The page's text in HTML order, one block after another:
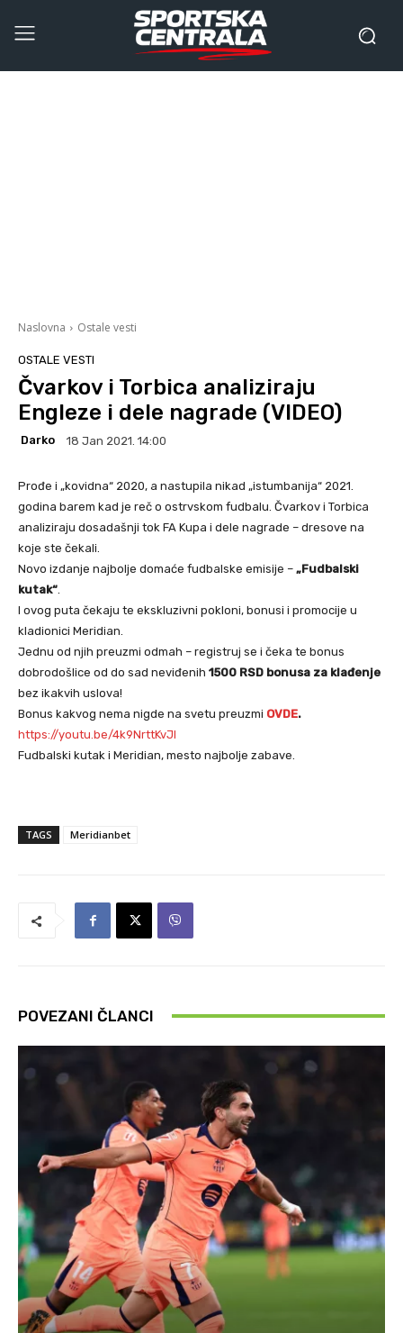
Naslovna Ostale vesti
OSTALE VESTI
Čvarkov i Torbica analiziraju
Engleze i dele nagrade (VIDEO)
Darko 18 Jan 2021. 14:00
Prođe i „kovidna“ 2020, a nastupila nikad „istumbanija“ 2021.
godina barem kad je reč o ostrvskom fudbalu. Čvarkov i Torbica
analiziraju dosadašnji tok FA Kupa i dele nagrade – dresove na
koje ste čekali.
Novo izdanje najbolje domaće fudbalske emisije – „Fudbalski
kutak“
I ovog puta čekaju te ekskluzivni pokloni, bonusi i promocije u
kladionici Meridian.
Jednu od njih preuzmi odmah – registruj se i čeka te bonus
dobrodošlice od do sad neviđenih 1500 RSD bonusa za klađenje
bez ikakvih uslova!
Bonus kakvog nema nigde na svetu preuzmi OVDE.
https://youtu.be/4k9NrttKvJI
Fudbalski kutak i Meridian, mesto najbolje zabave.
TAGS Meridianbet
POVEZANI ČLANCI